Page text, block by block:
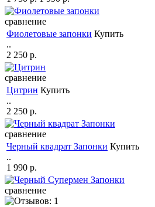
сравнение
Фиолетовые запонки
..
2 250 р.
Купить
сравнение
Цитрин
..
2 250 р.
Купить
сравнение
Черный квадрат Запонки
..
1 990 р.
Купить
сравнение